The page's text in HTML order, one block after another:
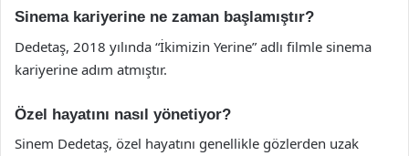
Sinema kariyerine ne zaman başlamıştır?
Dedetaş, 2018 yılında “İkimizin Yerine” adlı filmle sinema
kariyerine adım atmıştır.
Özel hayatını nasıl yönetiyor?
Sinem Dedetaş, özel hayatını genellikle gözlerden uzak